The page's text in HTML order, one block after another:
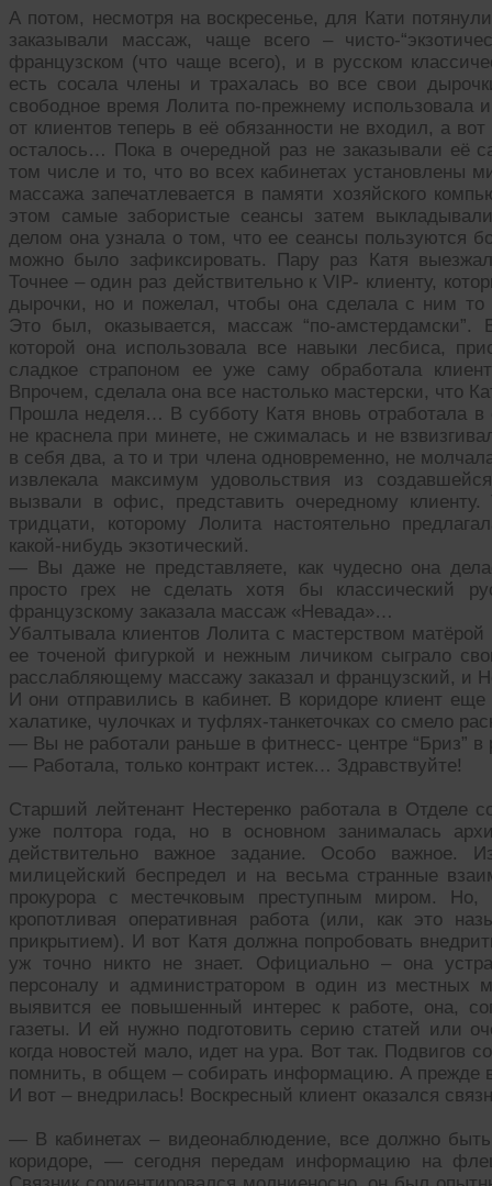
А потом, несмотря на воскресенье, для Кати
заказывали массаж, чаще всего – чисто-
французском (что чаще всего), и в русском
есть сосала члены и трахалась во все свои
свободное время Лолита по-прежнему
от клиентов теперь в её обязанности не входил, а
осталось… Пока в очередной раз не заказывали её
том числе и то, что во всех кабинетах установлены
массажа запечатлевается в памяти хозяйского
этом самые забористые сеансы затем
делом она узнала о том, что ее сеансы пользуются
можно было зафиксировать. Пару раз Катя
Точнее – один раз действительно к VIP- клиенту,
дырочки, но и пожелал, чтобы она сделала с ним
Это был, оказывается, массаж “по-
которой она использовала все навыки лесбиса,
сладкое страпоном ее уже саму обработала
Впрочем, сделала она все настолько мастерски, что
Прошла неделя… В субботу Катя вновь отработала
не краснела при минете, не сжималась и не
в себя два, а то и три члена одновременно, не
извлекала максимум удовольствия из
вызвали в офис, представить очередному
тридцати, которому Лолита настоятельно
какой-нибудь экзотический.
— Вы даже не представляете, как чудесно она
просто грех не сделать хотя бы
французскому заказала массаж «Невада»…
Убалтывала клиентов Лолита с мастерством
ее точеной фигуркой и нежным личиком сыграло
расслабляющему массажу заказал и французский,
И они отправились в кабинет. В коридоре клиент
халатике, чулочках и туфлях-танкеточках со смело
— Вы не работали раньше в фитнесс- центре “Бриз” в
— Работала, только контракт истек… Здравствуйте!
Старший лейтенант Нестеренко работала в Отделе
уже полтора года, но в основном занималась
действительно важное задание. Особо важное.
милицейский беспредел и на весьма странные
прокурора с местечковым преступным миром.
кропотливая оперативная работа (или, как это
прикрытием). И вот Катя должна попробовать
уж точно никто не знает. Официально – она
персоналу и администратором в один из местных
выявится ее повышенный интерес к работе, она,
газеты. И ей нужно подготовить серию статей или
когда новостей мало, идет на ура. Вот так. Подвигов
помнить, в общем – собирать информацию. А
И вот – внедрилась! Воскресный клиент оказался
— В кабинетах – видеонаблюдение, все должно
коридоре, — сегодня передам информацию на